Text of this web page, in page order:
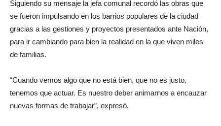
Siguiendo su mensaje la jefa comunal recordó las obras que
se fueron impulsando en los barrios populares de la ciudad
gracias a las gestiones y proyectos presentados ante Nación,
para ir cambiando para bien la realidad en la que viven miles
de familias.
“Cuando vemos algo que no está bien, que no es justo,
tenemos que actuar. Es nuestro deber animarnos a encauzar
nuevas formas de trabajar”, expresó.